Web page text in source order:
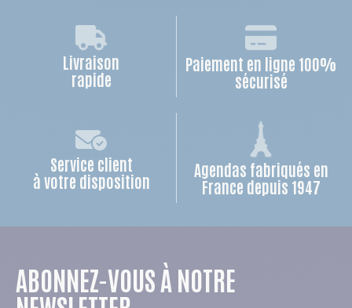
Livraison
rapide
Paiement en ligne 100%
sécurisé
Service client
à votre disposition
Agendas fabriqués en
France depuis 1947
ABONNEZ-VOUS À NOTRE